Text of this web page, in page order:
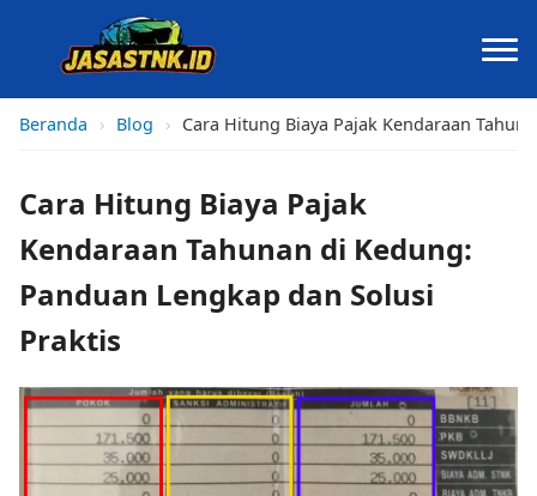
Beranda › Blog › Cara Hitung Biaya Pajak Kendaraan
Cara Hitung Biaya Pajak
Kendaraan Tahunan di Kedung:
Panduan Lengkap dan Solusi
Praktis